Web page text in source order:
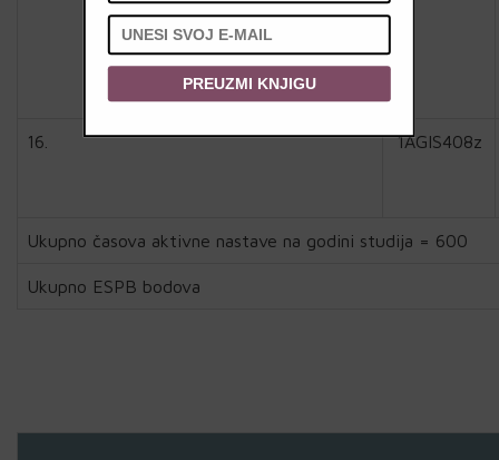
16. 1AGIS408z
Ukupno časova aktivne nastave na godini studija = 600
Ukupno ESPB bodova
PREUZMI KNJIGU